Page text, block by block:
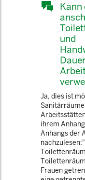
Kann
und
Ja, dies ist
ihrem
Anhangs der
Frauen